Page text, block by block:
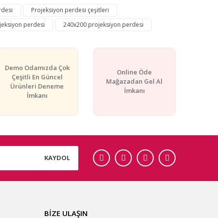
Projeksiyon perdesi çeşitleri
perdesi 240x200 projeksiyon perdesi
Demo Odamızda Çok
Çeşitli En Güncel
Ürünleri Deneme
İmkanı
Online Öde
Mağazadan Gel Al
İmkanı
KAYDOL
BİZE ULAŞIN